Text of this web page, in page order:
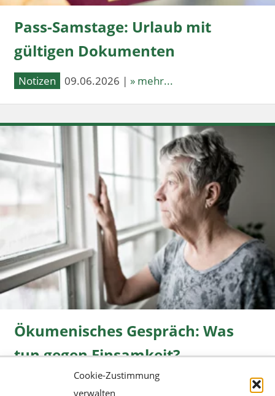
Cookie-Zustimmung
verwalten
Pass-Samstage: Urlaub mit
gültigen Dokumenten
Notizen 09.06.2026 | » mehr...
Ökumenisches Gespräch: Was
tun gegen Einsamkeit?
» mehr...